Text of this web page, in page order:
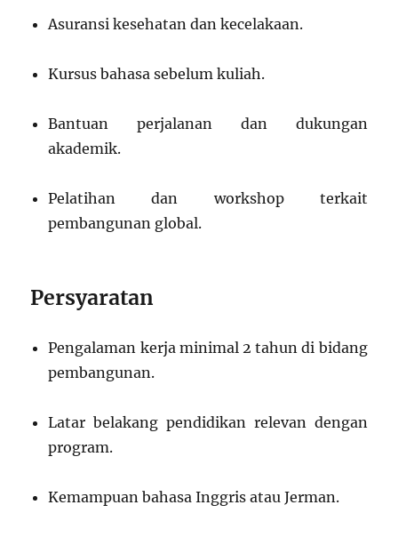
Asuransi kesehatan dan kecelakaan.
Kursus bahasa sebelum kuliah.
Bantuan perjalanan dan dukungan
akademik.
Pelatihan dan workshop terkait
pembangunan global.
Persyaratan
Pengalaman kerja minimal 2 tahun di bidang
pembangunan.
Latar belakang pendidikan relevan dengan
program.
Kemampuan bahasa Inggris atau Jerman.